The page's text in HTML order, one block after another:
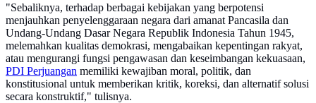
"Sebaliknya, terhadap berbagai kebijakan yang berpotensi
menjauhkan penyelenggaraan negara dari amanat Pancasila dan
Undang-Undang Dasar Negara Republik Indonesia Tahun 1945,
melemahkan kualitas demokrasi, mengabaikan kepentingan rakyat,
atau mengurangi fungsi pengawasan dan keseimbangan kekuasaan,
PDI Perjuangan memiliki kewajiban moral, politik, dan
konstitusional untuk memberikan kritik, koreksi, dan alternatif solusi
secara konstruktif," tulisnya.